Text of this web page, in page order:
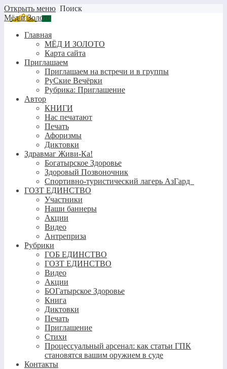
Открыть меню Поиск
Мёд и Золото
Главная
МЁД И ЗОЛОТО
Карта сайта
Приглашаем
Приглашаем на встречи и в группы
РуСкие Вечёрки
Рубрика: Приглашение
Автор
КНИГИ
Нас печатают
Печать
Афоризмы
Диктовки
Здравмаг Живи-Ка!
Богатырское Здоровье
Здоровый Позвоночник
Спортивно-туристический лагерь АзГард
ГОЗТ ЕДИНСТВО
Участники
Наши баннеры
Акции
Видео
Антреприза
Рубрики
ГОБ ЕДИНСТВО
ГОЗТ ЕДИНСТВО
Видео
Акции
БОГатырское Здоровье
Книга
Диктовки
Печать
Приглашение
Стихи
Процессуальный арсенал: как статьи ГПК
становятся вашим оружием в суде
Контакты